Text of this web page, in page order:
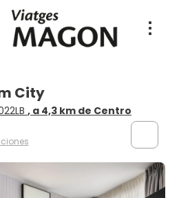
City
, a 4,3 km de Centro